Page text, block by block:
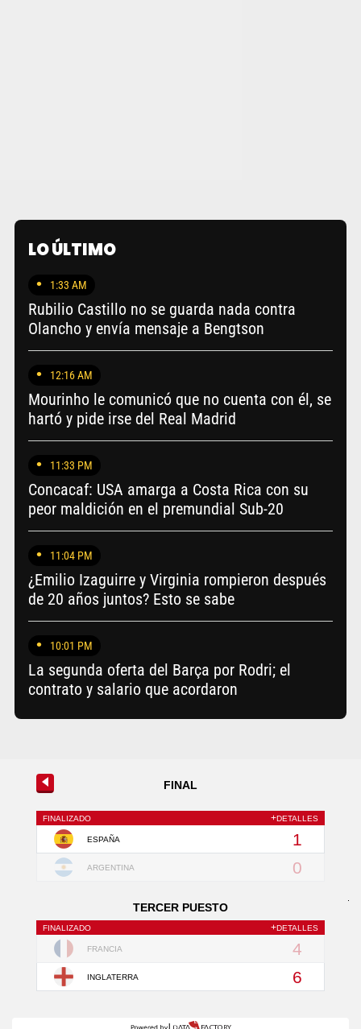
LO ÚLTIMO
1:33 AM
Rubilio Castillo no se guarda nada contra
Olancho y envía mensaje a Bengtson
12:16 AM
Mourinho le comunicó que no cuenta con él, se
hartó y pide irse del Real Madrid
11:33 PM
Concacaf: USA amarga a Costa Rica con su
peor maldición en el premundial Sub-20
11:04 PM
¿Emilio Izaguirre y Virginia rompieron después
de 20 años juntos? Esto se sabe
10:01 PM
La segunda oferta del Barça por Rodri; el
contrato y salario que acordaron